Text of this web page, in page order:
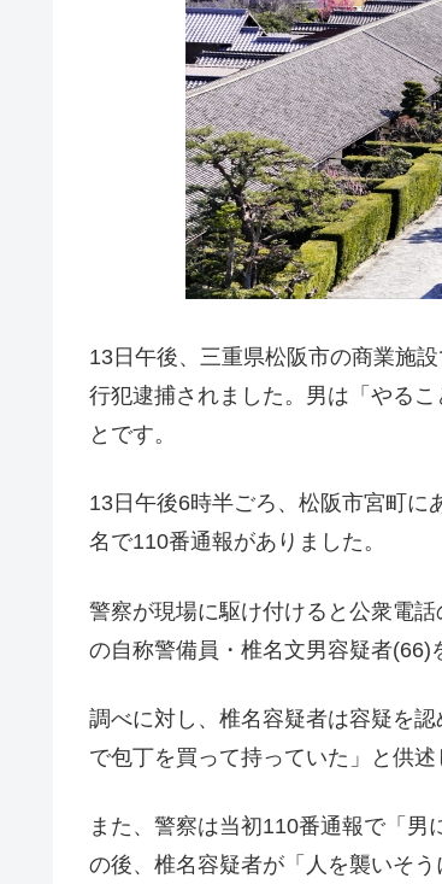
13日午後、三重県松阪市の商業施
行犯逮捕されました。男は「やる
とです。
13日午後6時半ごろ、松阪市宮町に
名で110番通報がありました。
警察が現場に駆け付けると公衆電
の自称警備員・椎名文男容疑者(66)
調べに対し、椎名容疑者は容疑を
で包丁を買って持っていた」と供述
また、警察は当初110番通報で「
の後、椎名容疑者が「人を襲いそ